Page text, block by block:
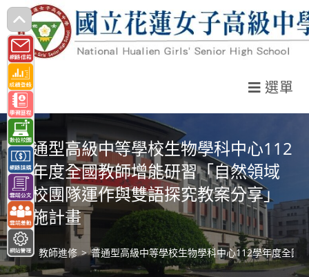
跳
轉
至
主
要
內
容
選單
普通型高級中等學校生物學科中心112
學年度全國教師增能研習「自然領域
跨校團隊運作與雙語探究教案分享」
實施計畫
> 教師進修 > 普通型高級中等學校生物學科中心112學年度全國